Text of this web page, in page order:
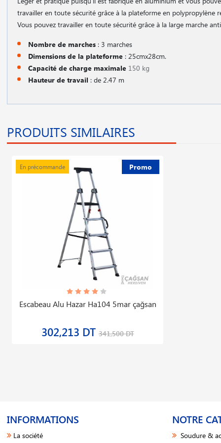
travailler en toute sécurité grâce à la plateforme en polypropylène
Vous pouvez travailler en toute sécurité grâce à la large marche
Nombre de marches : 3 marches
Dimensions de la plateforme : 25cmx28cm.
Capacité de charge maximale 150 kg
Hauteur de travail : de 2.47 m
PRODUITS SIMILAIRES
Promo
En précommande
Escabeau Alu Hazar Ha104 5mar çağsan
302,213 DT341,500 DT
INFORMATIONS
La société
NOTRE
Soudure &